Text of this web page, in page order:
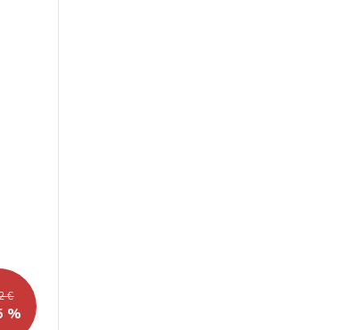
€
%